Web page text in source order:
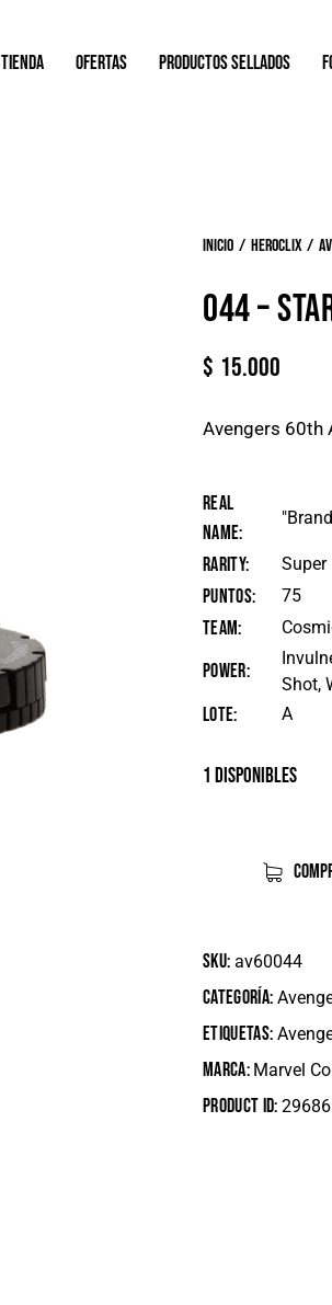
TIENDA OFERTAS PRODUCTOS SELLADOS
Inicio Heroclix
044 –
$ 15.000
Avengers 60th
Real
Name
Rarity Super
Puntos 75
Team
Power
Shot,
Lote A
1 disponibles
SKU: av60044
Categoría:
Etiquetas:
Marca: Marvel
Product ID:29686